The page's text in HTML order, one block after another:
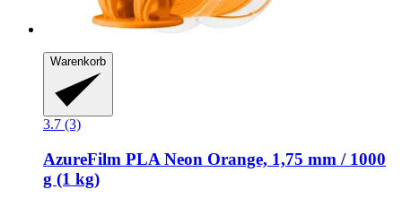
Warenkorb
3.7 (3)
AzureFilm PLA Neon Orange, 1,75 mm / 1000
g (1 kg)